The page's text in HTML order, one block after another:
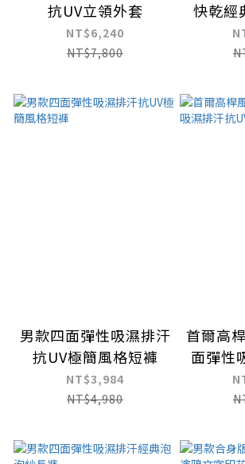
抗UV立領外套
NT$6,240
NT$7,800
快乾經
男款四面彈性吸濕排汗
抗UV極簡風格短褲
NT$3,984
NT$4,980
首爾高
面彈性